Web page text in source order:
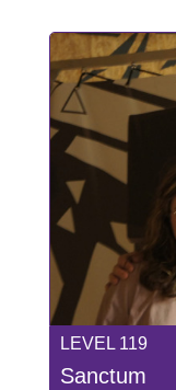
LEVEL 119
Sanctum